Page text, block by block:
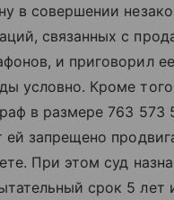
в совершении
связанных с
и приговорил
условно. Кроме
в размере 763 573
ей запрещено
При этом суд
срок 5 лет